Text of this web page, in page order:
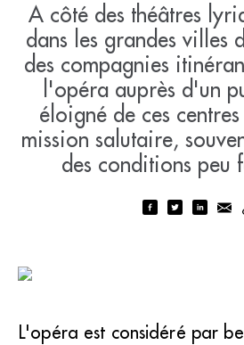
A côté des théâtres
dans les grandes villes
des compagnies
l'opéra auprès d'un
éloigné de ces
mission salutaire,
des conditions peu
L'opéra est considéré par